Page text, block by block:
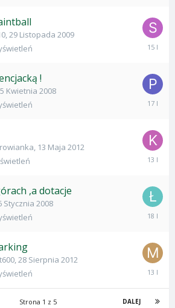
,29 Listopada 2009
19
!
5 Kwietnia 2008
29
, 13 Maja 2012
10
,a dotacje
Stycznia 2008
,28 Sierpnia 2012
28
2012
DALEJ
Strona 1 z 5